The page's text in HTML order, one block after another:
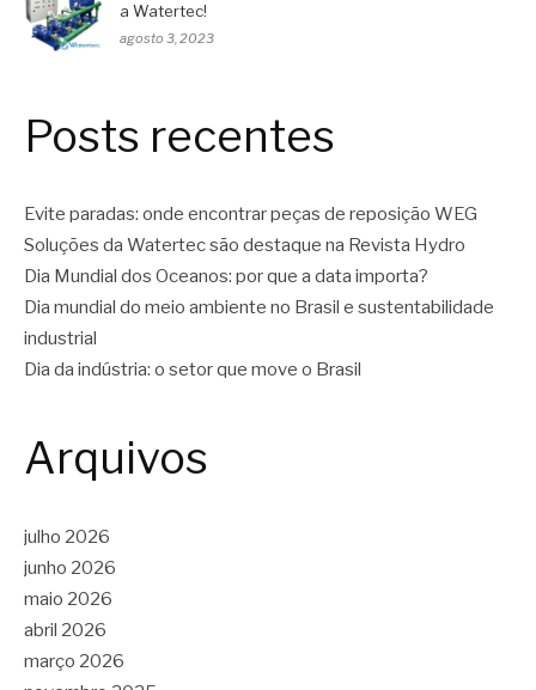
a Watertec!
agosto 3, 2023
Posts recentes
Evite paradas: onde encontrar peças de reposição WEG
Soluções da Watertec são destaque na Revista Hydro
Dia Mundial dos Oceanos: por que a data importa?
Dia mundial do meio ambiente no Brasil e sustentabilidade
industrial
Dia da indústria: o setor que move o Brasil
Arquivos
julho 2026
junho 2026
maio 2026
abril 2026
março 2026